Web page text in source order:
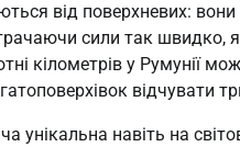
від поверхневих:
сили так швидко,
кілометрів у Румунії
відчувати
унікальна навіть на